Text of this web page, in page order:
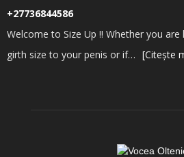
+27736844586
Welcome to Size Up !! Whether you
girth size to your penis or if… [Citește